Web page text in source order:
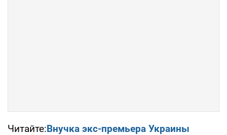
Читайте:Внучка экс-премьера Украины